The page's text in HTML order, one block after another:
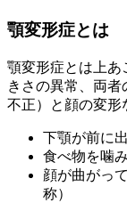
顎変形症とは
顎変形症とは上あ
きさの異常、両
不正）と顔の変形
下顎が前に
食べ物を噛
顔が曲がっ
称）